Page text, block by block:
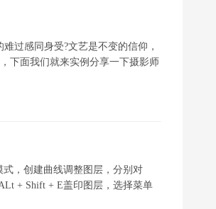
过感同身受?文艺是不变的信仰，
下面我们就来实例分享一下摄影师
式，创建曲线调整图层，分别对
+ Shift + E盖印图层，选择菜单